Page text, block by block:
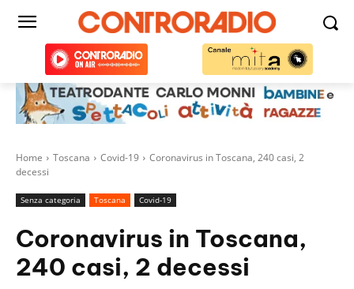
Home Toscana Covid-19
Coronavirus in Toscana, 240 casi, 2
decessi
Senza categoria Toscana Covid-19
Coronavirus in Toscana,
240 casi, 2 decessi